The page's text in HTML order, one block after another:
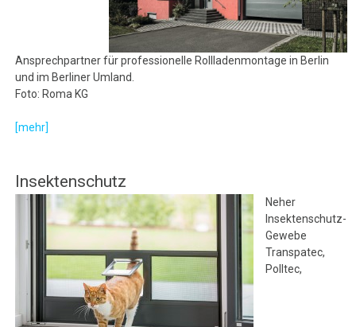
Ansprechpartner für professionelle Rollladenmontage in Berlin
und im Berliner Umland.
Foto: Roma KG
[mehr]
Insektenschutz
Neher
Insektenschutz-
Gewebe
Transpatec,
Polltec,